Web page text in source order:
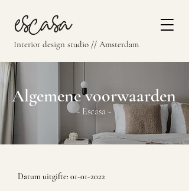
Interior design studio // Amsterdam
Algemene voorwaarden
- Escasa -
Datum uitgifte: 01-01-2022